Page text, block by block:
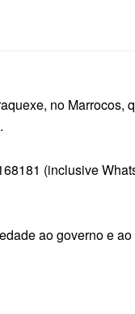
no Marrocos,
(inclusive
ao governo e